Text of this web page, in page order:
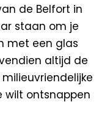
de Belfort in
staan om je
met een glas
altijd de
wilt ontsnappen